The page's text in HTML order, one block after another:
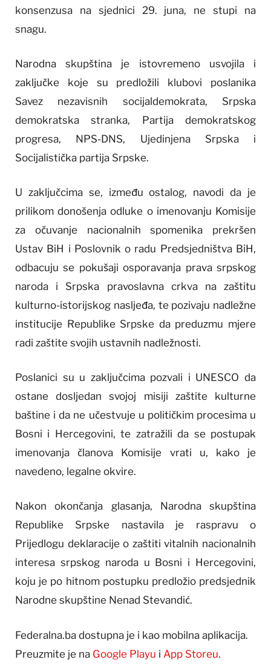
konsenzusa na sjednici 29. juna, ne stupi na
snagu.
Narodna skupština je istovremeno usvojila i
zaključke koje su predložili klubovi poslanika
Savez nezavisnih socijaldemokrata, Srpska
demokratska stranka, Partija demokratskog
progresa, NPS-DNS, Ujedinjena Srpska i
Socijalistička partija Srpske.
U zaključcima se, između ostalog, navodi da je
prilikom donošenja odluke o imenovanju Komisije
za očuvanje nacionalnih spomenika prekršen
Ustav BiH i Poslovnik o radu Predsjedništva BiH,
odbacuju se pokušaji osporavanja prava srpskog
naroda i Srpska pravoslavna crkva na zaštitu
kulturno-istorijskog nasljeđa, te pozivaju nadležne
institucije Republike Srpske da preduzmu mjere
radi zaštite svojih ustavnih nadležnosti.
Poslanici su u zaključcima pozvali i UNESCO da
ostane dosljedan svojoj misiji zaštite kulturne
baštine i da ne učestvuje u političkim procesima u
Bosni i Hercegovini, te zatražili da se postupak
imenovanja članova Komisije vrati u, kako je
navedeno, legalne okvire.
Nakon okončanja glasanja, Narodna skupština
Republike Srpske nastavila je raspravu o
Prijedlogu deklaracije o zaštiti vitalnih nacionalnih
interesa srpskog naroda u Bosni i Hercegovini,
koju je po hitnom postupku predložio predsjednik
Narodne skupštine Nenad Stevandić.
Federalna.ba dostupna je i kao mobilna aplikacija.
Preuzmite je na Google Playu i App Storeu.